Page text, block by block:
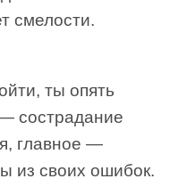
смелости.
ты опять
сострадание
главное —
из своих ошибок.